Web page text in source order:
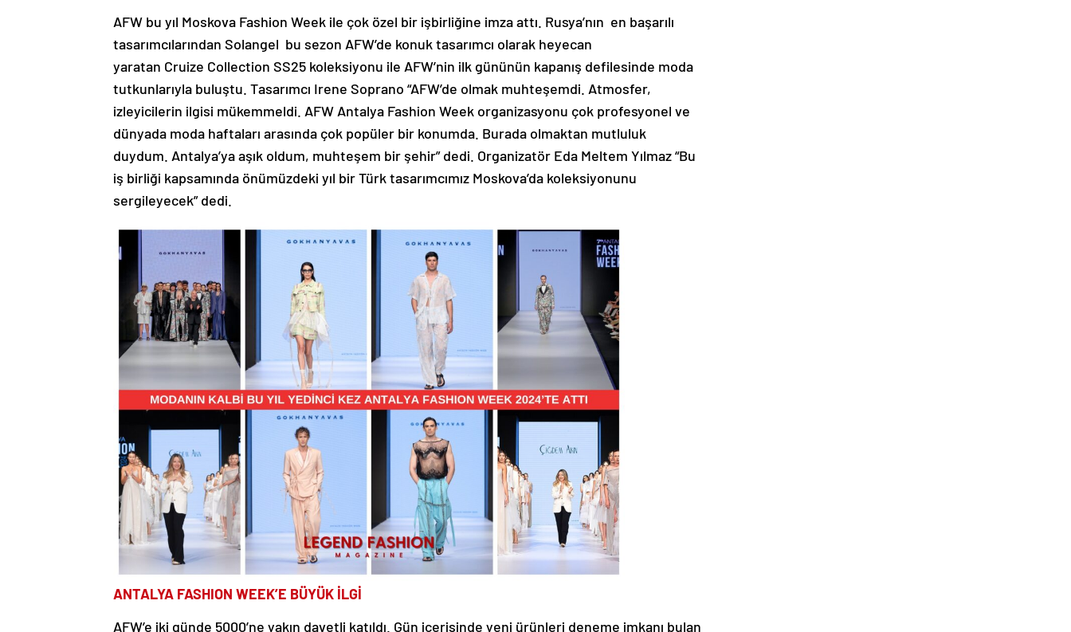
AFW bu yıl Moskova Fashion Week ile çok özel bir işbirliğine imza attı. Rusya’nın en başarılı
tasarımcılarından Solangel bu sezon AFW’de konuk tasarımcı olarak heyecan
yaratan Cruize Collection SS25 koleksiyonu ile AFW’nin ilk gününün kapanış defilesinde moda
tutkunlarıyla buluştu. Tasarımcı Irene Soprano “AFW’de olmak muhteşemdi. Atmosfer,
izleyicilerin ilgisi mükemmeldi. AFW Antalya Fashion Week organizasyonu çok profesyonel ve
dünyada moda haftaları arasında çok popüler bir konumda. Burada olmaktan mutluluk
duydum. Antalya’ya aşık oldum, muhteşem bir şehir” dedi. Organizatör Eda Meltem Yılmaz “Bu
iş birliği kapsamında önümüzdeki yıl bir Türk tasarımcımız Moskova’da koleksiyonunu
sergileyecek” dedi.
ANTALYA FASHION WEEK’E BÜYÜK İLGİ
AFW’e iki günde 5000’ne yakın davetli katıldı. Gün içerisinde yeni ürünleri deneme imkanı bulan